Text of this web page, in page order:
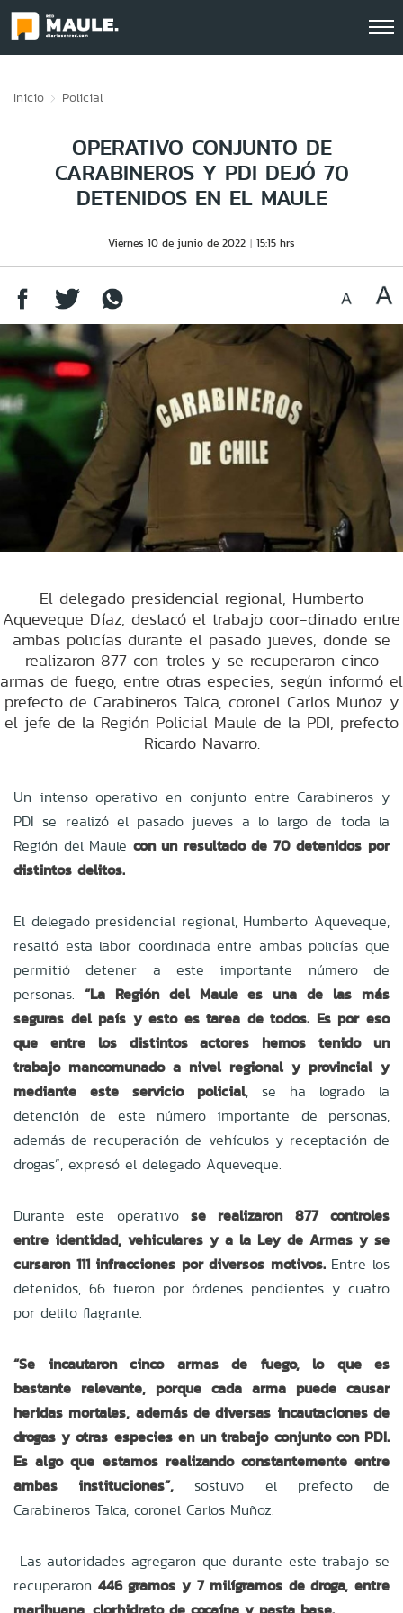
Inicio Policial
OPERATIVO CONJUNTO DE
CARABINEROS Y PDI DEJÓ 70
DETENIDOS EN EL MAULE
Viernes 10 de junio de 2022 15:15 hrs
El delegado presidencial regional, Humberto
Aqueveque Díaz, destacó el trabajo coor-dinado entre
ambas policías durante el pasado jueves, donde se
realizaron 877 con-troles y se recuperaron cinco
armas de fuego, entre otras especies, según informó el
prefecto de Carabineros Talca, coronel Carlos Muñoz y
el jefe de la Región Policial Maule de la PDI, prefecto
Ricardo Navarro.
Un intenso operativo en conjunto entre Carabineros y
PDI se realizó el pasado jueves a lo largo de toda la
Región del Maule con un resultado de 70 detenidos por
distintos delitos.
El delegado presidencial regional, Humberto Aqueveque,
resaltó esta labor coordinada entre ambas policías que
permitió detener a este importante número de
personas. “La Región del Maule es una de las más
seguras del país y esto es tarea de todos. Es por eso
que entre los distintos actores hemos tenido un
trabajo mancomunado a nivel regional y provincial y
mediante este servicio policial, se ha logrado la
detención de este número importante de personas,
además de recuperación de vehículos y receptación de
drogas”, expresó el delegado Aqueveque.
Durante este operativo se realizaron 877 controles
entre identidad, vehiculares y a la Ley de Armas y se
cursaron 111 infracciones por diversos motivos.Entre los
detenidos, 66 fueron por órdenes pendientes y cuatro
por delito flagrante.
“Se incautaron cinco armas de fuego, lo que es
bastante relevante, porque cada arma puede causar
heridas mortales, además de diversas incautaciones de
drogas y otras especies en un trabajo conjunto con PDI.
Es algo que estamos realizando constantemente entre
ambas instituciones”, sostuvo el prefecto de
Carabineros Talca, coronel Carlos Muñoz.
Las autoridades agregaron que durante este trabajo se
recuperaron 446 gramos y 7 milígramos de droga, entre